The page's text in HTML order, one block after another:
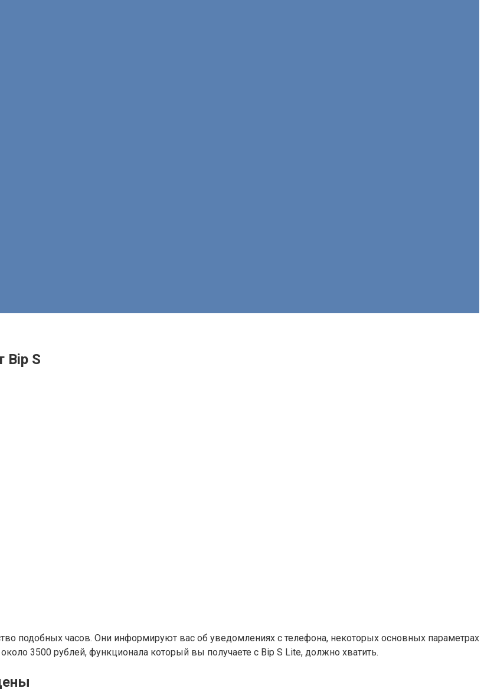
Bip S
подобных часов. Они информируют вас об уведомлениях с телефона, некоторых основных параметрах
3500 рублей, функционала который вы получаете с Bip S Lite, должно хватить.